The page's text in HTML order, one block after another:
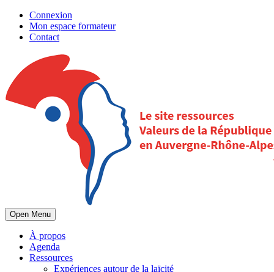
Connexion
Mon espace formateur
Contact
Open Menu
À propos
Agenda
Ressources
Expériences autour de la laïcité